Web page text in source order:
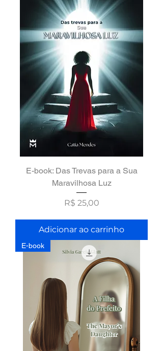
E-book: Das Trevas para a Sua
Maravilhosa Luz
Preço
R$ 25,00
Adicionar ao carrinho
E-book